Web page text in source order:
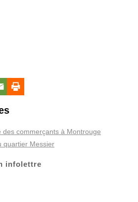
des commerçants à Montrouge
quartier Messier
infolettre